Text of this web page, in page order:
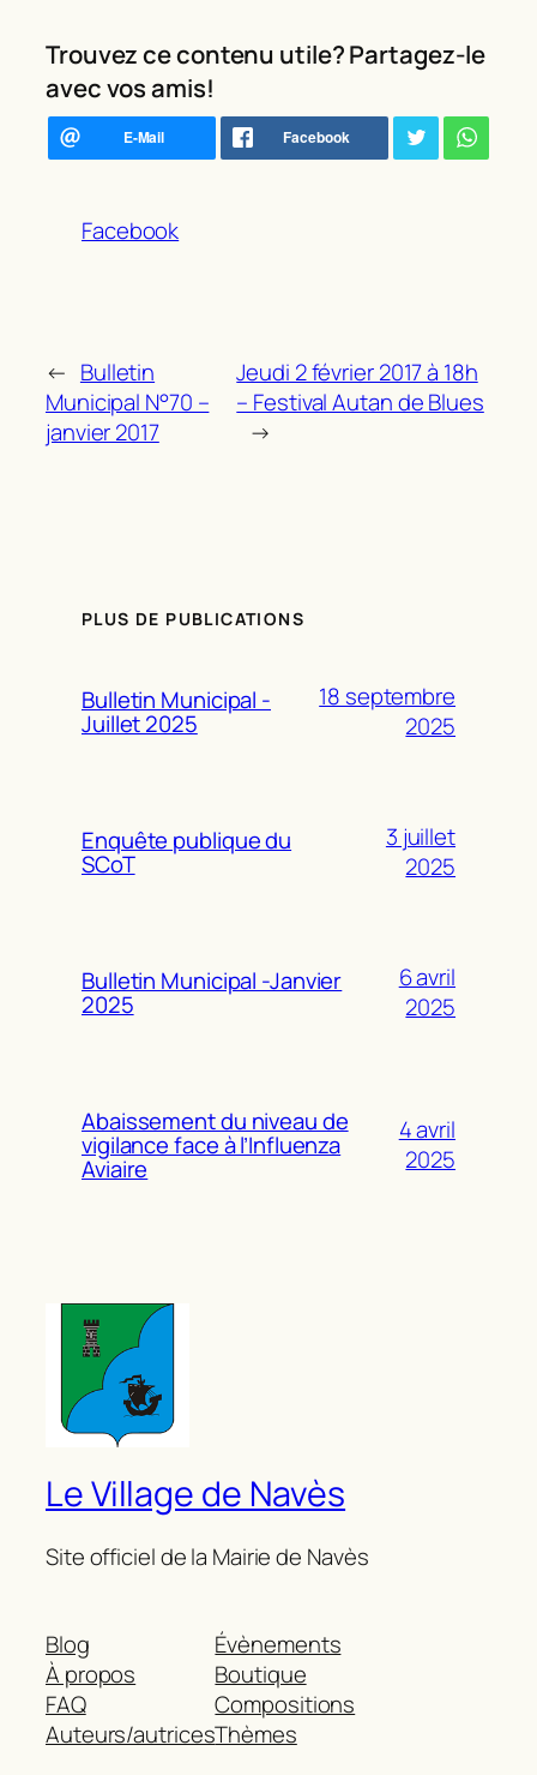
Trouvez ce contenu utile? Partagez-le
avec vos amis!
Facebook
← Bulletin
Municipal N°70 –
janvier 2017
Jeudi 2 février 2017 à 18h
– Festival Autan de Blues
→
PLUS DE PUBLICATIONS
Bulletin Municipal -
Juillet 2025
18 septembre
2025
Enquête publique du
SCoT
3 juillet
2025
Bulletin Municipal -Janvier
2025
6 avril
2025
Abaissement du niveau de
vigilance face à l’Influenza
Aviaire
4 avril
2025
Le Village de Navès
Site officiel de la Mairie de Navès
Blog
À propos
FAQ
Auteurs/autrices
Évènements
Boutique
Compositions
Thèmes